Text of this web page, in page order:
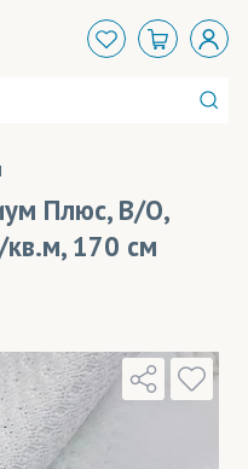
Плюс, В/О,
170 см